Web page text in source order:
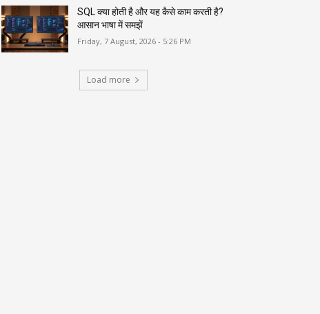
SQL क्या होती है और यह कैसे काम करती है?
आसान भाषा में समझें
Friday, 7 August, 2026 - 5:26 PM
Load more